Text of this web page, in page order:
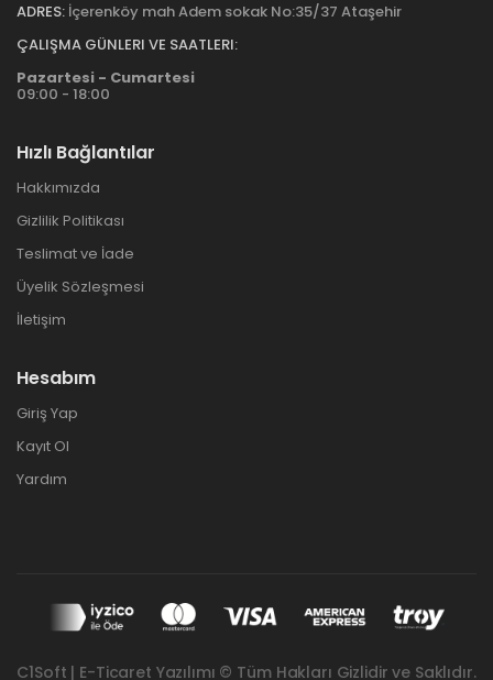
ADRES: İçerenköy mah Adem sokak No:35/37 Ataşehir
ÇALIŞMA GÜNLERI VE SAATLERI:
Pazartesi - Cumartesi
09:00 - 18:00
Hızlı Bağlantılar
Hakkımızda
Gizlilik Politikası
Teslimat ve İade
Üyelik Sözleşmesi
İletişim
Hesabım
Giriş Yap
Kayıt Ol
Yardım
C1Soft | E-Ticaret Yazılımı © Tüm Hakları Gizlidir ve Saklıdır.